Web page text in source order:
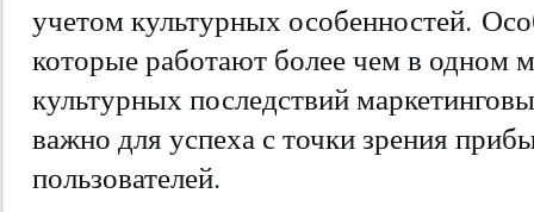
учетом культурных особенностей.
которые работают более чем в одном
культурных последствий
важно для успеха с точки зрения
пользователей.